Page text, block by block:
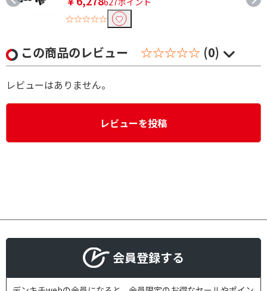
☆☆☆☆☆
この商品のレビュー ☆☆☆☆☆ (0)
レビューはありません。
レビューを投稿
会員登録する